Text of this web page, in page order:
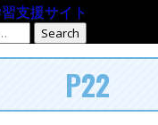
支援サイト
P22